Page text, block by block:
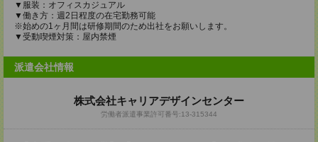
▼服装：オフィスカジュアル
▼働き方：週2日程度の在宅勤務可能
※始めの1ヶ月間は研修期間のため出社をお願いします。
▼受動喫煙対策：屋内禁煙
派遣会社情報
株式会社キャリアデザインセンター
労働者派遣事業許可番号:13-315344